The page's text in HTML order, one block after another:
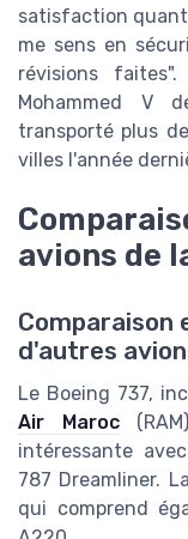
satisfaction
me sens en
révisions
Mohammed V
transporté plus
villes l'année
avions de
Comparaison
d'autres
Le Boeing 737,
Air Maroc
intéressante
787 Dreamliner.
qui comprend